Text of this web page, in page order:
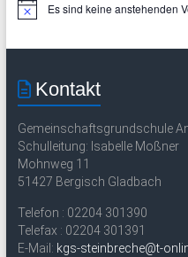
H
i
s
Es sind keine anstehenden
Kontakt
Gemeinschaftsgrundschule
Schulleitung: Isabelle Moßner
Mohnweg 11
51427 Bergisch Gladbach
Telefon : 02204 301390
Telefax : 02204 301391
E-Mail: kgs-steinbreche@t-